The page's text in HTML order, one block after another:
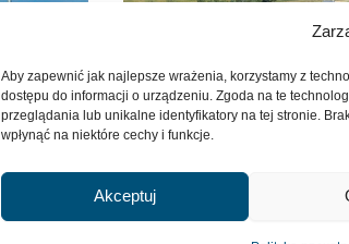
Aby zapewnić jak najlepsze wrażenia, korzystamy z
dostępu do informacji o urządzeniu. Zgoda na te
przeglądania lub unikalne identyfikatory na tej stronie.
wpłynąć na niektóre cechy i funkcje.
Akceptuj